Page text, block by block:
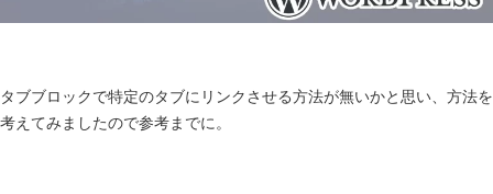
タブブロックで特定のタブにリンクさせる方法が無いかと思い、方法を
考えてみましたので参考までに。